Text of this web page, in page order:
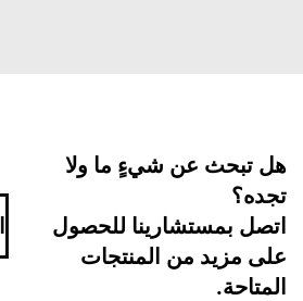
هل تبحث عن شيءٍ ما ولا
تجده؟
اتصل بمستشارينا للحصول
على مزيد من المنتجات
المتاحة.